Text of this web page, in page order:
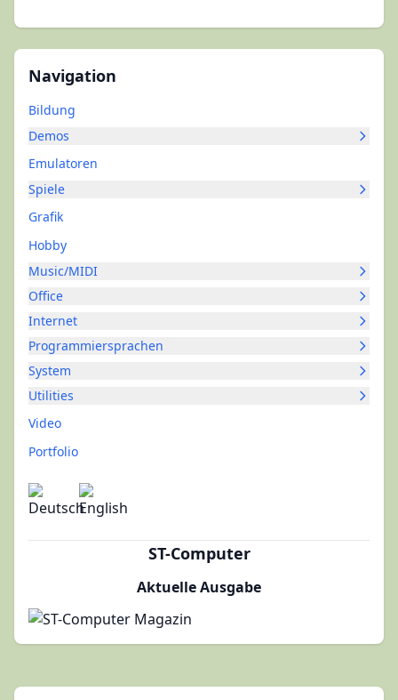
Navigation
Bildung
Demos
Emulatoren
Spiele
Grafik
Hobby
Music/MIDI
Office
Internet
Programmiersprachen
System
Utilities
Video
Portfolio
ST-Computer
Aktuelle Ausgabe